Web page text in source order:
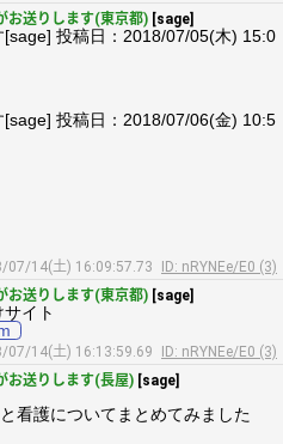
お送りします(東京都) [sage]
投稿日：2018/07/05(木) 15:0
投稿日：2018/07/06(金) 10:5
07/14(土) 16:09:57.73
ID: nRYNEe/E0 (3)
お送りします(東京都) [sage]
イト
07/14(土) 16:13:59.69
ID: nRYNEe/E0 (3)
お送りします(長屋) [sage]
看護についてまとめてみました